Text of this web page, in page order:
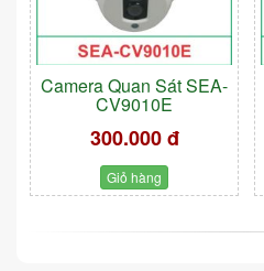
Camera Quan Sát SEA-
CV9010E
300.000 đ
Giỏ hàng